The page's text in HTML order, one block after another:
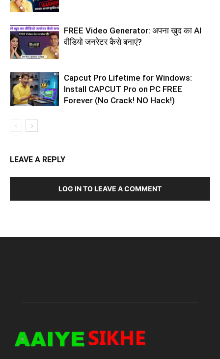
FREE Video Generator: अपना खुद का AI
वीडियो जनरेटर कैसे बनाएं?
Capcut Pro Lifetime for Windows:
Install CAPCUT Pro on PC FREE
Forever (No Crack! NO Hack!)
LEAVE A REPLY
LOG IN TO LEAVE A COMMENT